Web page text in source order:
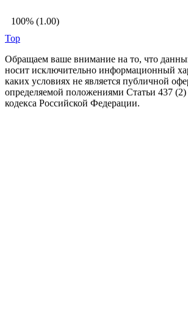
100% (1.00)
Top
Обращаем ваше внимание на то, что
носит исключительно информационный
каких условиях не является публичной
определяемой положениями Статьи 437 (2)
кодекса Российской Федерации.